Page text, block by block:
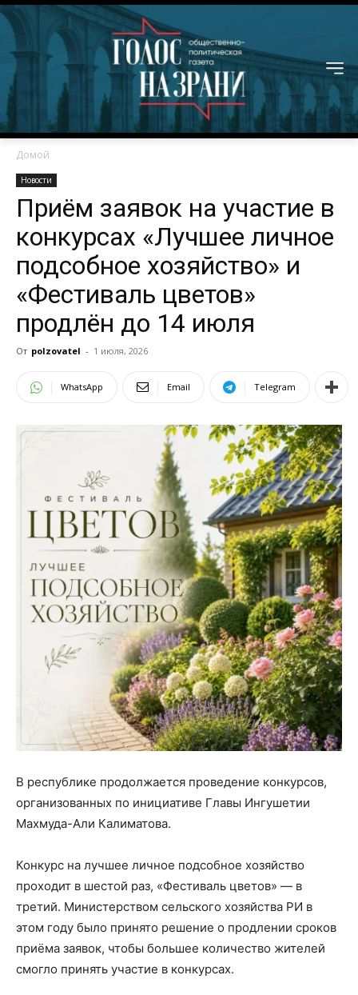
Домой
Новости
Приём заявок на участие в
конкурсах «Лучшее личное
подсобное хозяйство» и
«Фестиваль цветов»
продлён до 14 июля
От polzovatel - 1 июля, 2026
WhatsApp Email Telegram
В республике продолжается проведение конкурсов,
организованных по инициативе Главы Ингушетии
Махмуда-Али Калиматова.
Конкурс на лучшее личное подсобное хозяйство
проходит в шестой раз, «Фестиваль цветов» — в
третий. Министерством сельского хозяйства РИ в
этом году было принято решение о продлении сроков
приёма заявок, чтобы большее количество жителей
смогло принять участие в конкурсах.